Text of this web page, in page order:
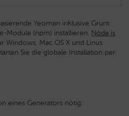
Yeoman inklusive Grunt
Module (npm) installieren. Node.js
Windows, Mac OS X und Linus
Sie die globale Installation per
eines Generators nötig: